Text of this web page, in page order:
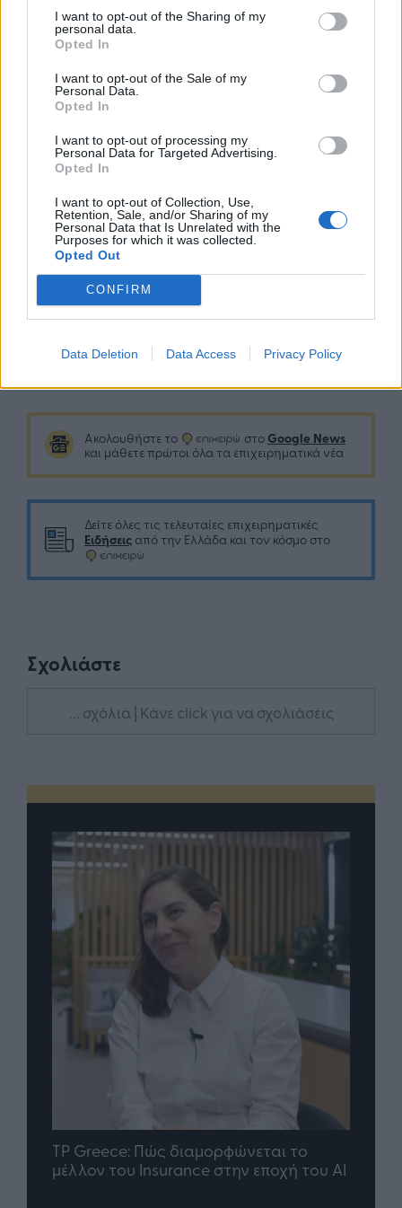
I want to opt-out of the Sharing of my
personal data.
Opted In
I want to opt-out of the Sale of my
Personal Data.
Opted In
I want to opt-out of processing my
Personal Data for Targeted Advertising.
Opted In
I want to opt-out of Collection, Use,
Retention, Sale, and/or Sharing of my
Personal Data that Is Unrelated with the
Purposes for which it was collected.
Opted Out
CONFIRM
Data Deletion Data Access Privacy Policy
για τα υπόλοιπα προγράμματα συνεργασιών των
ελληνικών πανεπιστημίων. Την εκδήλωση
Κώστας Παπαχλιμίντζος.
Play
2:14:25
Mute Settings
Enter
Play
Ακολουθήστε το στο Google News
και μάθετε πρώτοι όλα τα επιχειρηματικά νέα
Δείτε όλες τις τελευταίες επιχειρηματικές
Ειδήσεις από την Ελλάδα και τον κόσμο στο
Σχολιάστε
... σχόλια | Κάνε click για να σχολιάσεις
TP Greece: Πώς διαμορφώνεται το
μέλλον του Insurance στην εποχή του AI